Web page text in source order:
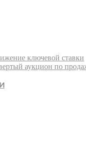
ключевой ставки
аукцион по